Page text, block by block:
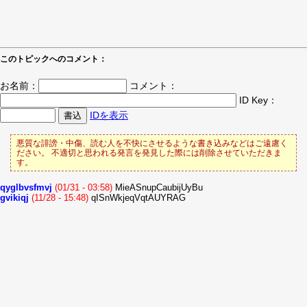
このトピックへのコメント：
お名前：
コメント：
ID Key：
IDを表示
悪質な誹謗・中傷、読む人を不快にさせるような書き込みなどはご遠慮く
ださい。 不適切と思われる発言を発見した際には削除させていただきま
す。
qyglbvsfmvj (01/31 - 03:58) MieASnupCaubijUyBu
gvikiqj (11/28 - 15:48) qISnWkjeqVqtAUYRAG